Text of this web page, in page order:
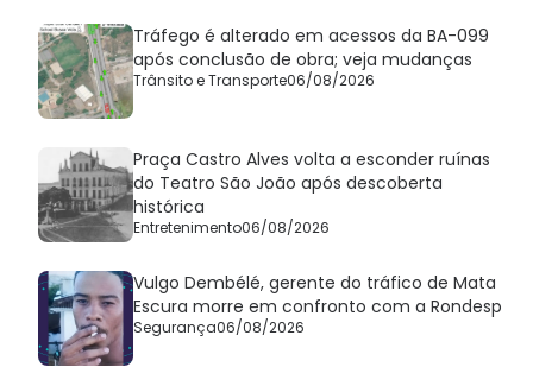
Tráfego é alterado em acessos da BA-099
após conclusão de obra; veja mudanças
Trânsito e Transporte06/08/2026
Praça Castro Alves volta a esconder ruínas
do Teatro São João após descoberta
histórica
Entretenimento06/08/2026
Vulgo Dembélé, gerente do tráfico de Mata
Escura morre em confronto com a Rondesp
Segurança06/08/2026